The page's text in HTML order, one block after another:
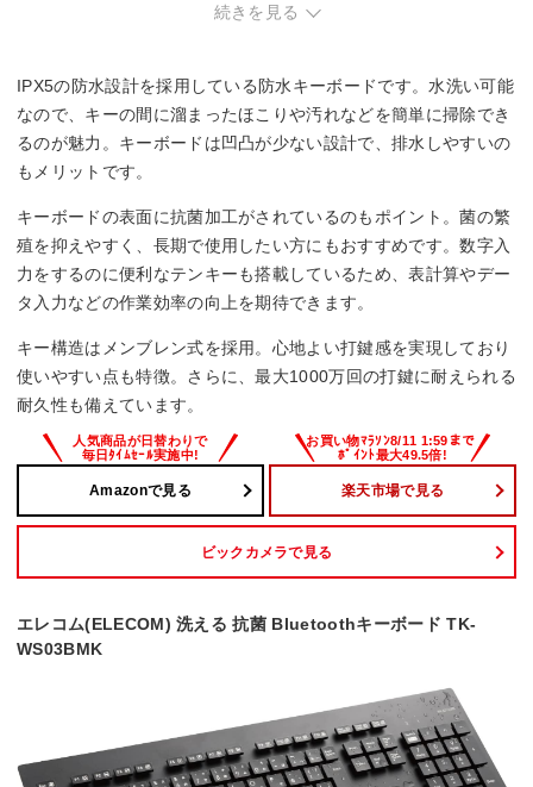
キースイッチ
メンブレン
防水
サイズ
続きを見る
IPX5の防水設計を採用している防水キーボードです。水洗い可能
なので、キーの間に溜まったほこりや汚れなどを簡単に掃除でき
るのが魅力。キーボードは凹凸が少ない設計で、排水しやすいの
もメリットです。
キーボードの表面に抗菌加工がされているのもポイント。菌の繁
殖を抑えやすく、長期で使用したい方にもおすすめです。数字入
力をするのに便利なテンキーも搭載しているため、表計算やデー
タ入力などの作業効率の向上を期待できます。
キー構造はメンブレン式を採用。心地よい打鍵感を実現しており
使いやすい点も特徴。さらに、最大1000万回の打鍵に耐えられる
耐久性も備えています。
Amazonで見る 楽天市場で見る
ビックカメラで見る
エレコム(ELECOM) 洗える 抗菌 Bluetoothキーボード TK-
WS03BMK